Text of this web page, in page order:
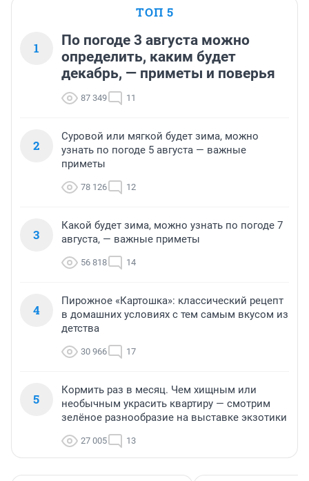
ТОП 5
1
По погоде 3 августа можно
определить, каким будет
декабрь, — приметы и поверья
87 349 11
2
Суровой или мягкой будет зима, можно
узнать по погоде 5 августа — важные
приметы
78 126 12
3
Какой будет зима, можно узнать по погоде 7
августа, — важные приметы
56 818 14
4
Пирожное «Картошка»: классический рецепт
в домашних условиях с тем самым вкусом из
детства
30 966 17
5
Кормить раз в месяц. Чем хищным или
необычным украсить квартиру — смотрим
зелёное разнообразие на выставке экзотики
27 005 13